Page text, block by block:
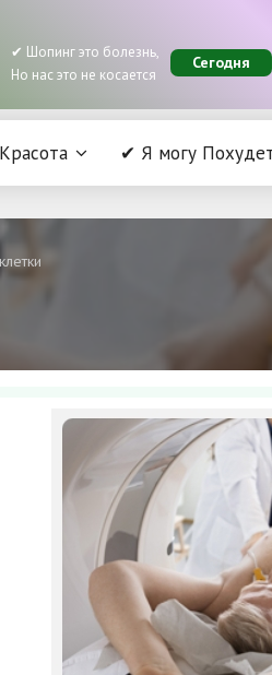
✔ Шопинг это болезнь,
Но нас это не косается
Сегодня
✔ Я могу